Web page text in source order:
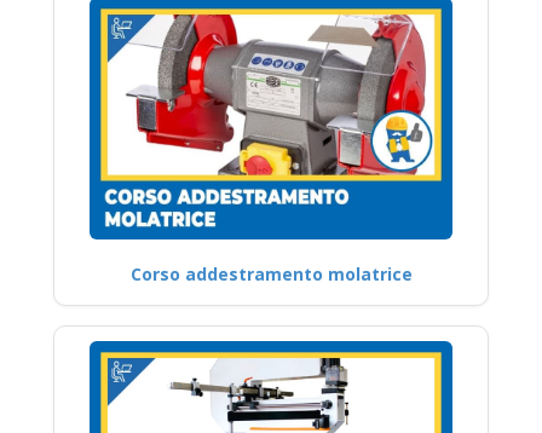
Corso addestramento molatrice